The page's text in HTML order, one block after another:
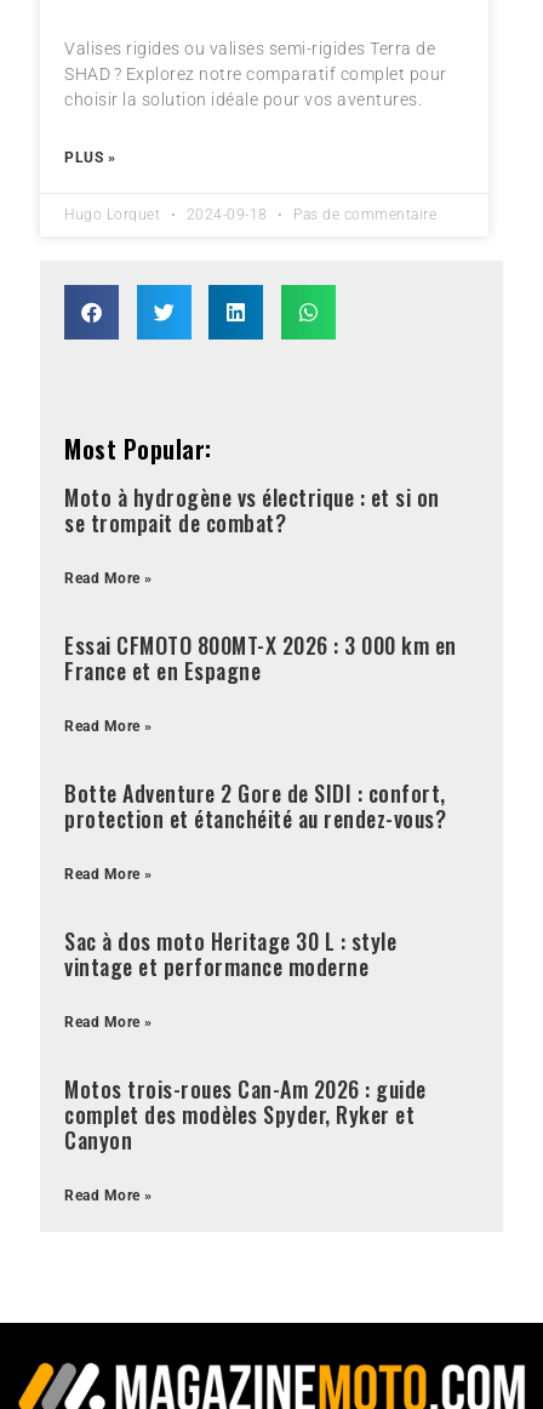
Valises rigides ou valises semi-rigides Terra de
SHAD ? Explorez notre comparatif complet pour
choisir la solution idéale pour vos aventures.
PLUS »
Hugo Lorquet 2024-09-18 Pas de commentaire
Most Popular:
Moto à hydrogène vs électrique : et si on
se trompait de combat?
Read More »
Essai CFMOTO 800MT-X 2026 : 3 000 km en
France et en Espagne
Read More »
Botte Adventure 2 Gore de SIDI : confort,
protection et étanchéité au rendez-vous?
Read More »
Sac à dos moto Heritage 30 L : style
vintage et performance moderne
Read More »
Motos trois-roues Can-Am 2026 : guide
complet des modèles Spyder, Ryker et
Canyon
Read More »